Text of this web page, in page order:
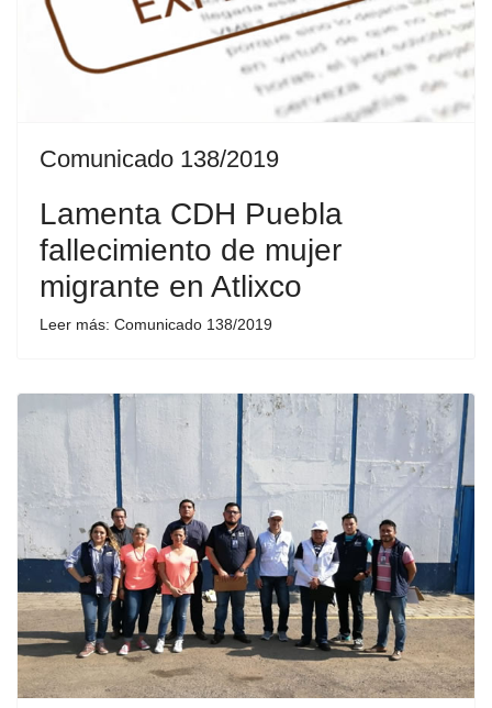
Comunicado 138/2019
Lamenta CDH Puebla
fallecimiento de mujer
migrante en Atlixco
Leer más: Comunicado 138/2019